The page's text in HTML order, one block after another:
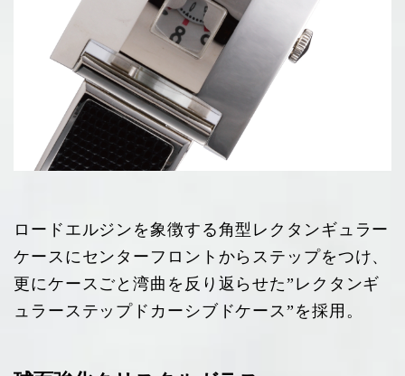
ロードエルジンを象徴する角型レクタンギュラー
ケースにセンターフロントからステップをつけ、
更にケースごと湾曲を反り返らせた”レクタンギ
ュラーステップドカーシブドケース”を採用。